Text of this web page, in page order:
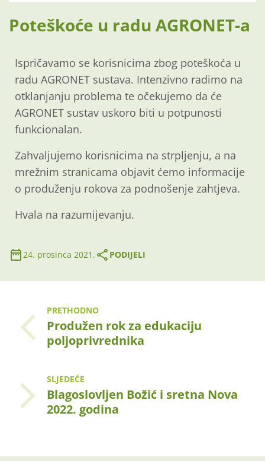
Poteškoće u radu AGRONET-a
Ispričavamo se korisnicima zbog poteškoća u
radu AGRONET sustava. Intenzivno radimo na
otklanjanju problema te očekujemo da će
AGRONET sustav uskoro biti u potpunosti
funkcionalan.
Zahvaljujemo korisnicima na strpljenju, a na
mrežnim stranicama objavit ćemo informacije
o produženju rokova za podnošenje zahtjeva.
Hvala na razumijevanju.
24. prosinca 2021. PODIJELI
PRETHODNO
Produžen rok za edukaciju
poljoprivrednika
SLJEDEĆE
Blagoslovljen Božić i sretna Nova
2022. godina